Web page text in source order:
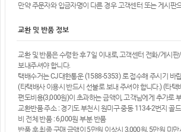
만약 주문자와 입금자명이 다른 경우 고객센터 또는 게시판
교환 및 반품 정보
교환 및 반품은 수령한 후 7일 이내로, 고객센터 전화/게시
보내주셔야 합니다.
택배수거는 CJ대한통운 (1588-5353) 로 접수해 주시기 바
(타택배사 이용시 반드시 선불로 보내 주셔야 합니다.) (타택
편도비용(3,000원)이 초과하는 금액이, 고객님에게 추가로
교환반품 주소 : 경기도 부천시 원미구 중동 1134-2번지 골
비 전체 반품 : 6,000원 부분 반품
반품 후 최종 구매 금액이 5만원 이상시 3,000원, 5만원 미만